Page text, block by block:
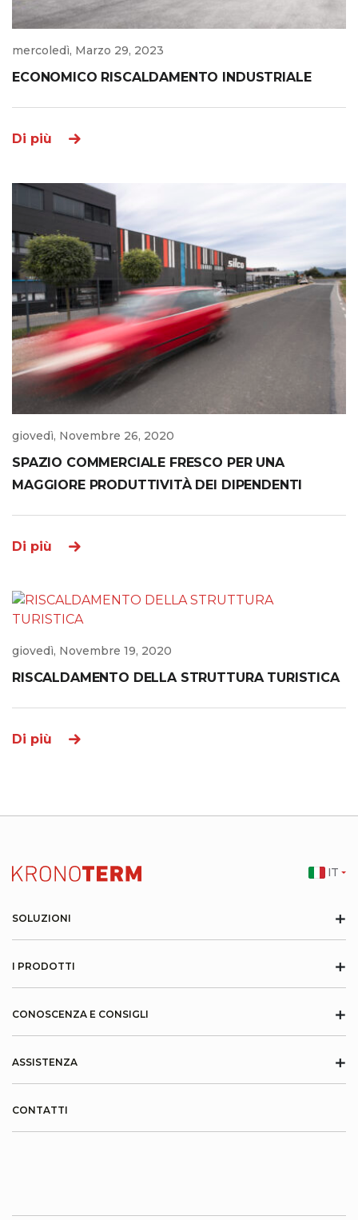
mercoledì, Marzo 29, 2023
ECONOMICO RISCALDAMENTO INDUSTRIALE
Di più
giovedì, Novembre 26, 2020
SPAZIO COMMERCIALE FRESCO PER UNA
MAGGIORE PRODUTTIVITÀ DEI DIPENDENTI
Di più
giovedì, Novembre 19, 2020
RISCALDAMENTO DELLA STRUTTURA TURISTICA
Di più
SOLUZIONI +
I PRODOTTI +
CONOSCENZA E CONSIGLI +
ASSISTENZA +
CONTATTI
IT